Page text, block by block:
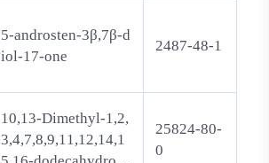
5-androsten-3β,7β-d
iol-17-one
2487-48-1
10,13-Dimethyl-1,2,
3,4,7,8,9,11,12,14,1
25824-80-
0